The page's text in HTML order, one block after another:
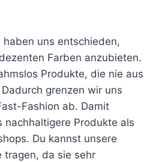
haben uns entschieden,
Farben anzubieten.
Produkte, die nie aus
grenzen wir uns
Fashion ab. Damit
nachhaltigere Produkte als
Du kannst unsere
tragen, da sie sehr